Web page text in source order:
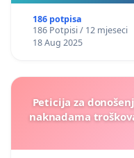
186 potpisa
186 Potpisi / 12 mjeseci
18 Aug 2025
Peticija za
naknadama